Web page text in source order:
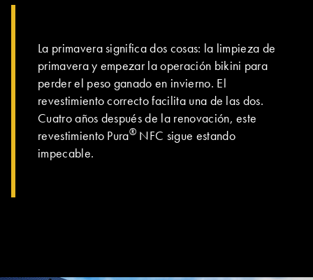
La primavera significa dos cosas: la limpieza de
primavera y empezar la operación bikini para
perder el peso ganado en invierno. El
revestimiento correcto facilita una de las dos.
Cuatro años después de la renovación, este
revestimiento Pura® NFC sigue estando
impecable.